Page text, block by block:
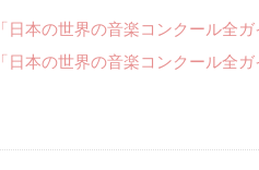
「日本の世界の音楽コンクール全
「日本の世界の音楽コンクール全